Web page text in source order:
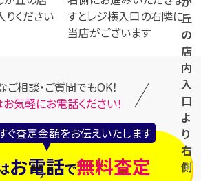
丘
の
店
内
入
口
よ
り
右
側
ください
すとレジ横入口の右隣に
当店がございます
ご相談・ご質問でもOK！
気軽にお電話ください！
ぐ査定金額をお伝えいたします
お電話で無料査定